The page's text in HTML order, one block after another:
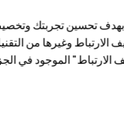
بهدف تحسين تجربتك
وغيرها من
الارتباط" الموجود في